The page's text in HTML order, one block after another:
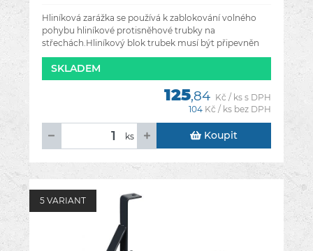
Hliníková zarážka se používá k zablokování volného
pohybu hliníkové protisněhové trubky na
střechách.Hliníkový blok trubek musí být připevněn
na obou koncích sněhové
SKLADEM
125,84 Kč / ks s DPH
104 Kč / ks bez DPH
ks Koupit
5 VARIANT